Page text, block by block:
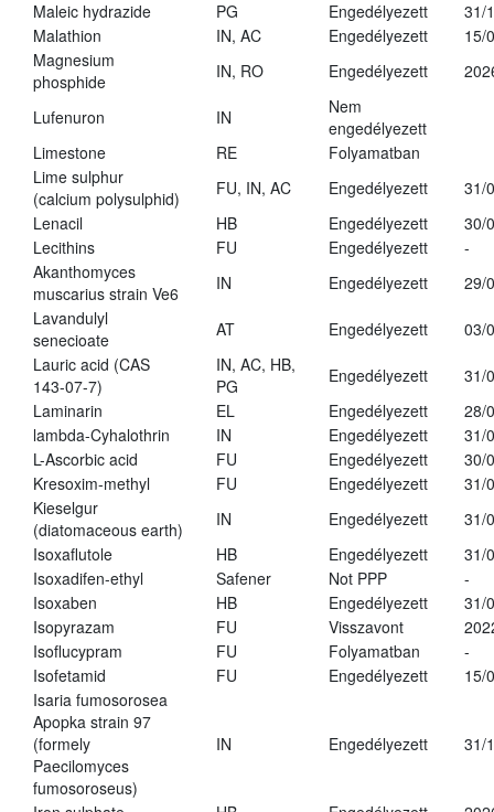
Maleic hydrazide
PG Engedélyezett
31/
Malathion
IN, AC Engedélyezett
15/
Magnesium
phosphide
IN, RO Engedélyezett
Lufenuron IN
Nem
engedélyezett
Limestone
RE
Folyamatban
Lime sulphur
(calcium polysulphid)
FU, IN, AC Engedélyezett
31/
Lenacil
HB Engedélyezett
30/
Lecithins
FU Engedélyezett
-
Akanthomyces
muscarius strain Ve6
IN Engedélyezett
29/
Lavandulyl
senecioate
AT Engedélyezett
03/
Lauric acid (CAS
143-07-7)
IN, AC, HB,
PG
Engedélyezett
31/
Laminarin
EL Engedélyezett
28/
lambda-Cyhalothrin
IN Engedélyezett
31/
L-Ascorbic acid
FU Engedélyezett
30/
Kresoxim-methyl
FU Engedélyezett
31/
Kieselgur
(diatomaceous earth)
IN Engedélyezett
31/
Isoxaflutole
HB Engedélyezett
31/
Isoxadifen-ethyl
Safener Not PPP
-
Isoxaben
HB Engedélyezett
31/
Isopyrazam
FU Visszavont
Isoflucypram
FU Folyamatban
-
Isofetamid
FU Engedélyezett
15/
Isaria fumosorosea
Apopka strain 97
(formely
Paecilomyces
fumosoroseus)
IN Engedélyezett 31/